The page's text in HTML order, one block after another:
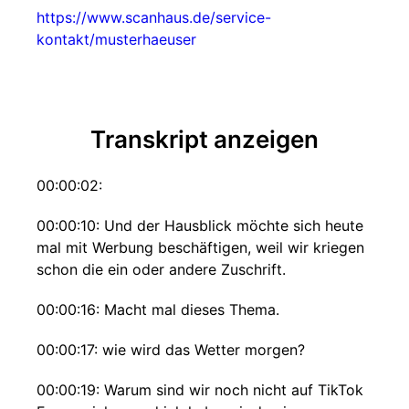
https://www.scanhaus.de/service-
kontakt/musterhaeuser
Transkript anzeigen
00:00:02:
00:00:10: Und der Hausblick möchte sich heute
mal mit Werbung beschäftigen, weil wir kriegen
schon die ein oder andere Zuschrift.
00:00:16: Macht mal dieses Thema.
00:00:17: wie wird das Wetter morgen?
00:00:19: Warum sind wir noch nicht auf TikTok